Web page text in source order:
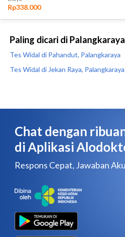
Paling dicari di Palangkaraya
Tes Widal di Pahandut, Palangkaraya
Tes Widal di Jekan Raya, Palangkaraya